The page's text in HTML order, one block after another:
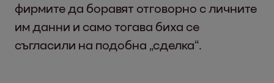
фирмите да боравят отговорно с личните
им данни и само тогава биха се
съгласили на подобна „сделка“.